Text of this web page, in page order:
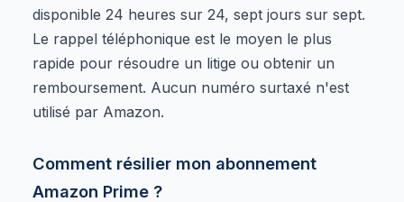
disponible 24 heures sur 24, sept jours sur sept.
Le rappel téléphonique est le moyen le plus
rapide pour résoudre un litige ou obtenir un
remboursement. Aucun numéro surtaxé n'est
utilisé par Amazon.
Comment résilier mon abonnement
Amazon Prime ?